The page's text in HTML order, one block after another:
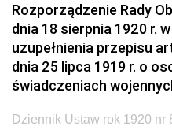
Rozporządzenie Rady
dnia 18 sierpnia 1920 r.
uzupełnienia przepisu
dnia 25 lipca 1919 r. o
świadczeniach
Dziennik Ustaw rok 1920 nr